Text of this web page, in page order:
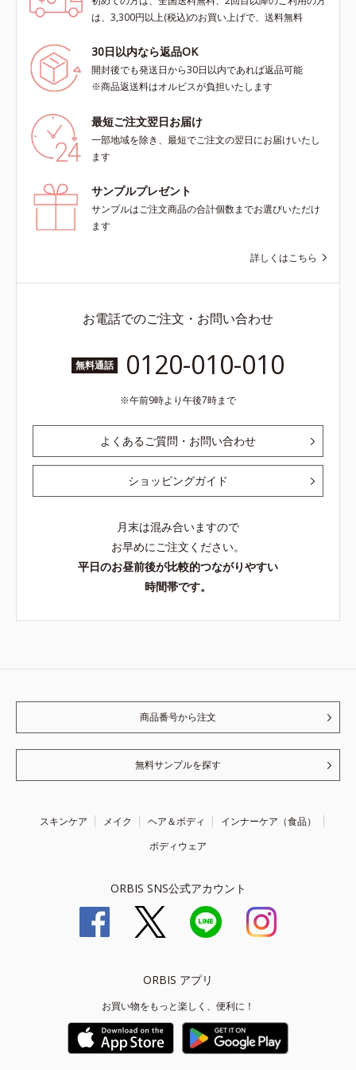
は、3,300円以上(税込)のお買い上げで、送料無料
30日以内なら返品OK
開封後でも発送日から30日以内であれば返品可能
※商品返送料はオルビスが負担いたします
最短ご注文翌日お届け
一部地域を除き、最短でご注文の翌日にお届けいたし
ます
サンプルプレゼント
サンプルはご注文商品の合計個数までお選びいただけ
ます
詳しくはこちら
お電話でのご注文・お問い合わせ
無料通話 0120-010-010
午前9時より午後7時まで
よくあるご質問・お問い合わせ
ショッピングガイド
月末は混み合いますので
お早めにご注文ください。
平日のお昼前後が比較的つながりやすい
時間帯です。
商品番号から注文
無料サンプルを探す
スキンケア メイク ヘア＆ボディ
インナーケア（食品）
ボディウェア
ORBIS SNS公式アカウント
ORBIS アプリ
お買い物をもっと楽しく、便利に！